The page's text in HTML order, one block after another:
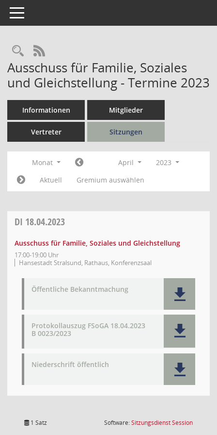
Toggle navigation
Rechercheauswahl
RSS-Feed
Ausschuss für Familie, Soziales
und Gleichstellung - Termine 2023
Informationen Mitglieder
Vertreter Sitzungen
Monat April
2023
Aktuell
Gremium auswählen
DI 18.04.2023
Ausschuss für Familie, Soziales und Gleichstellung
17:00-19:00 Uhr
Hansestadt Stralsund, Rathaus, Konferenzsaal
Öffentliche Bekanntmachung
Protokollauszug FSoGA 18.04.2023
B 0023/2023
Niederschrift öffentlich
1 Satz Software:SitzungsdienstSession(Wird in